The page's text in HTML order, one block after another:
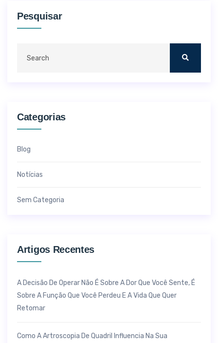
Pesquisar
Categorias
Blog
Notícias
Sem Categoria
Artigos Recentes
A Decisão De Operar Não É Sobre A Dor Que Você Sente, É
Sobre A Função Que Você Perdeu E A Vida Que Quer
Retomar
Como A Artroscopia De Quadril Influencia Na Sua